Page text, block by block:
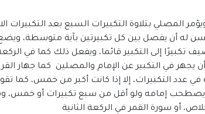
المصلي بتلاوة التكبيرات السبع بعد التكبيرات
ويسن له أن يفصل بين كل تكبيرتين بآية متوسطة،
يضيف تكبيرًا إلى التكبير قائما، ويفعل ذلك كما في
يجهر في التكبير عن الإمام والمصلين كما جهار
في عدد التكبيرات، إلا إذا كانت أكبر من خمس، كما
ويصطحب إمامه ولو أقل من سبع تكبيرات أو خمس،
أو سورة القمر في الركعة الثانية